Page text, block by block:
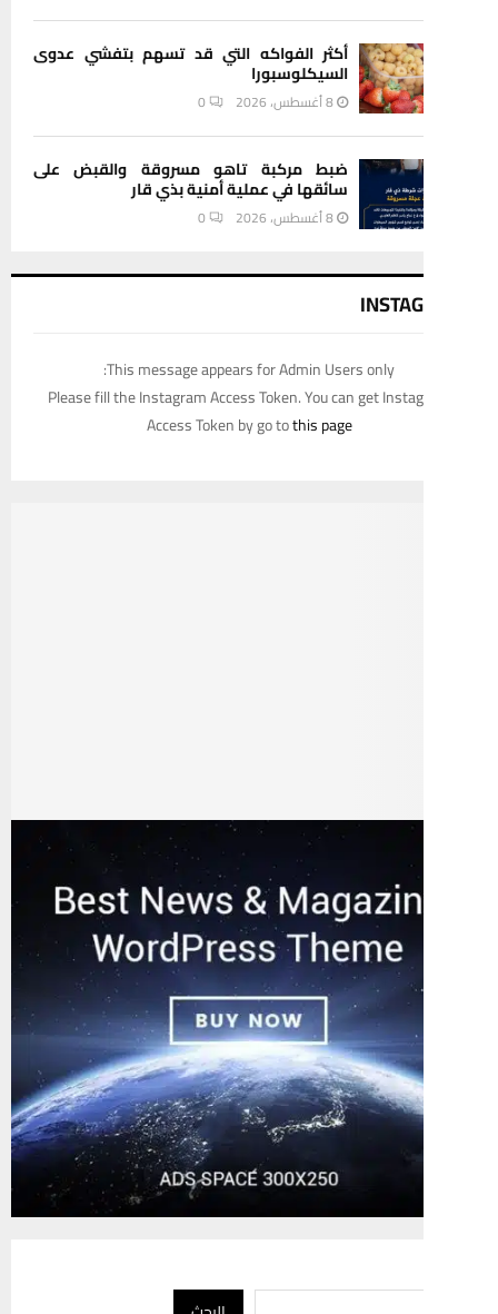
أكثر الفواكه التي قد تسهم بتفشي عدوى
السيكلوسبورا
8 أغسطس، 2026 0
ضبط مركبة تاهو مسروقة والقبض على
سائقها في عملية أمنية بذي قار
8 أغسطس، 2026 0
This message appears for Admin Users only:
Please fill the Instagram Access Token. You can get
Access Token by go to